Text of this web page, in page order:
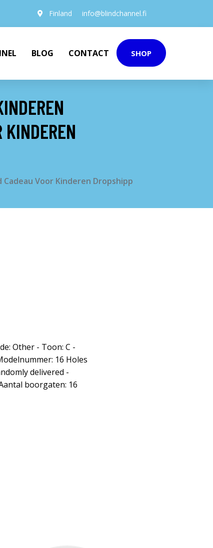
Finland info@blindchannel.fi
BLOG CONTACT SHOP
KINDEREN
Voor Kinderen Dropshipp
Other - Toon: C -
16 Holes
delivered -
boorgaten: 16